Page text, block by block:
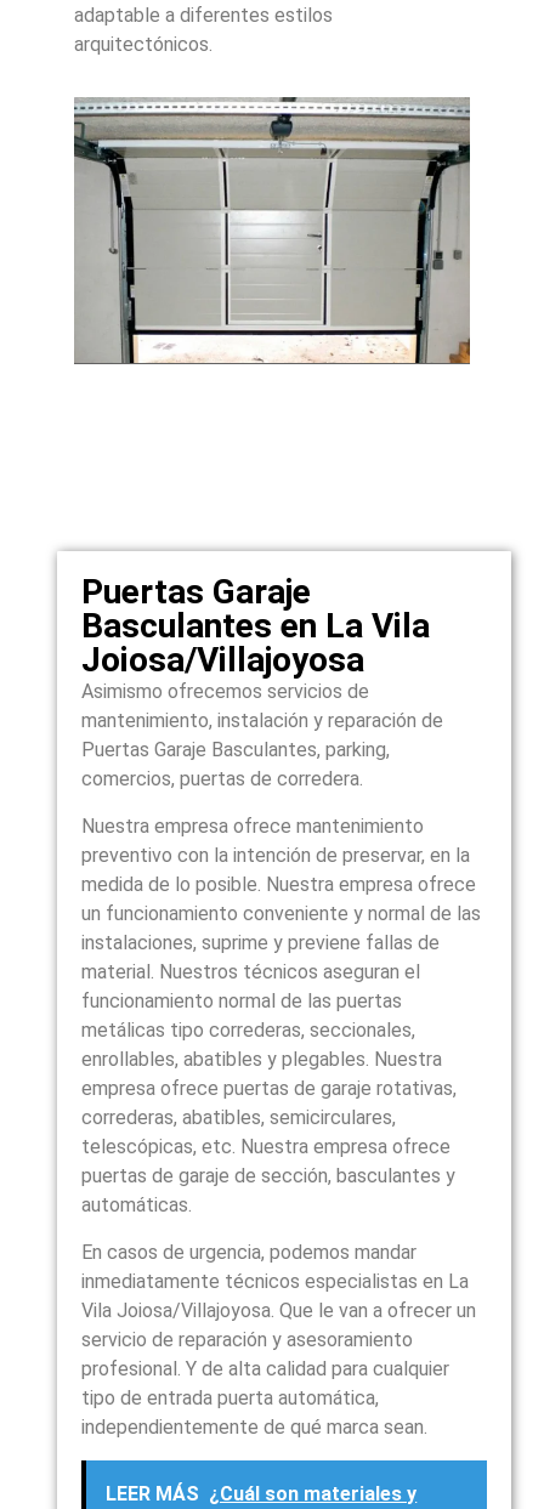
adaptable a diferentes estilos
arquitectónicos.
Puertas Garaje
Basculantes en La Vila
Joiosa/Villajoyosa
Asimismo ofrecemos servicios de
mantenimiento, instalación y reparación de
Puertas Garaje Basculantes, parking,
comercios, puertas de corredera.
Nuestra empresa ofrece mantenimiento
preventivo con la intención de preservar, en la
medida de lo posible. Nuestra empresa ofrece
un funcionamiento conveniente y normal de las
instalaciones, suprime y previene fallas de
material. Nuestros técnicos aseguran el
funcionamiento normal de las puertas
metálicas tipo correderas, seccionales,
enrollables, abatibles y plegables. Nuestra
empresa ofrece puertas de garaje rotativas,
correderas, abatibles, semicirculares,
telescópicas, etc. Nuestra empresa ofrece
puertas de garaje de sección, basculantes y
automáticas.
En casos de urgencia, podemos mandar
inmediatamente técnicos especialistas en La
Vila Joiosa/Villajoyosa. Que le van a ofrecer un
servicio de reparación y asesoramiento
profesional. Y de alta calidad para cualquier
tipo de entrada puerta automática,
independientemente de qué marca sean.
LEER MÁS ¿Cuál son materiales y